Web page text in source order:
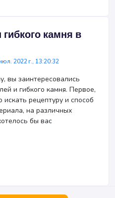
камня в
2022 г., 13:20:32
вы заинтересовались
и гибкого камня. Первое,
рецептуру и способ
на различных
бы вас